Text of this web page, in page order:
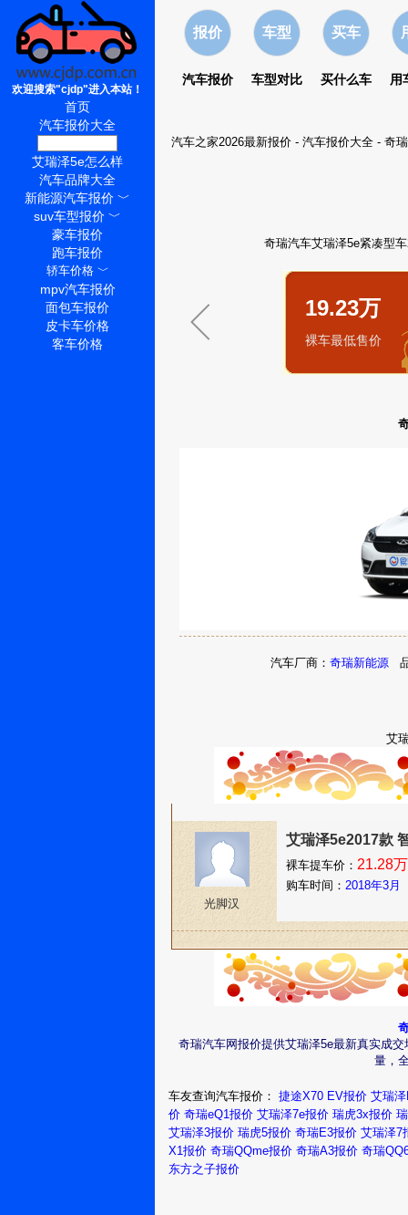
报价
汽车报价
车型
车型对比
买车
买什么车 用
汽车之家2026最新报价 - 汽车报价大全 - 奇
奇瑞汽车艾瑞泽5e紧凑型
19.23万
裸车最低售价
汽车厂商： 奇瑞新能源品
艾
光脚汉
艾瑞泽5e2017款
裸车提车价： 21.28万
购车时间： 2018年3月
奇瑞汽车网报价提供艾瑞泽5e最新真实成
量，
车友查询汽车报价： 捷途X70 EV报价 艾瑞
价 奇瑞eQ1报价 艾瑞泽7e报价 瑞虎3x报价
艾瑞泽3报价 瑞虎5报价 奇瑞E3报价 艾瑞泽7
X1报价 奇瑞QQme报价 奇瑞A3报价 奇瑞
东方之子报价
欢迎搜索"cjdp"进入本站！
首页
汽车报价大全
艾瑞泽5e怎么样
汽车品牌大全
新能源汽车报价 ﹀
suv车型报价 ﹀
豪车报价
跑车报价
轿车价格﹀
mpv汽车报价
面包车报价
皮卡车价格
客车价格